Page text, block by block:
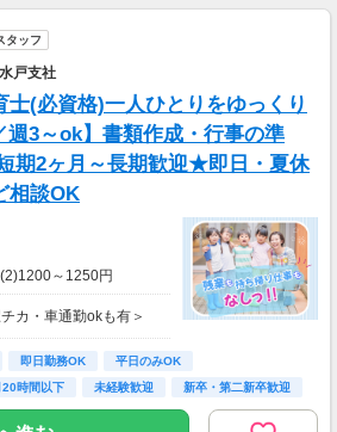
タッフ
戸支社
士(必資格)一人ひとりをゆっくり
週3～ok】書類作成・行事の準
期2ヶ月～長期歓迎★即日・夏休
相談OK
～1250円
×8h×22日)
カ・車通勤okも有＞
即日勤務OK
平日のみOK
20時間以下 未経験歓迎
新卒・第二新卒歓迎